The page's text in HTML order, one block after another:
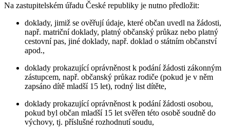
Na zastupitelském úřadu České republiky je nutno předložit:
doklady, jimiž se ověřují údaje, které občan uvedl na žádosti,
např. matriční doklady, platný občanský průkaz nebo platný
cestovní pas, jiné doklady, např. doklad o státním občanství
apod.,
doklady prokazující oprávněnost k podání žádosti zákonným
zástupcem, např. občanský průkaz rodiče (pokud je v něm
zapsáno dítě mladší 15 let), rodný list dítěte,
doklady prokazující oprávněnost k podání žádosti osobou,
pokud byl občan mladší 15 let svěřen této osobě soudně do
výchovy, tj. příslušné rozhodnutí soudu,